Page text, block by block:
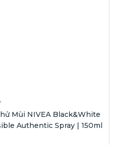
Mùi NIVEA Black&White
Authentic Spray | 150ml